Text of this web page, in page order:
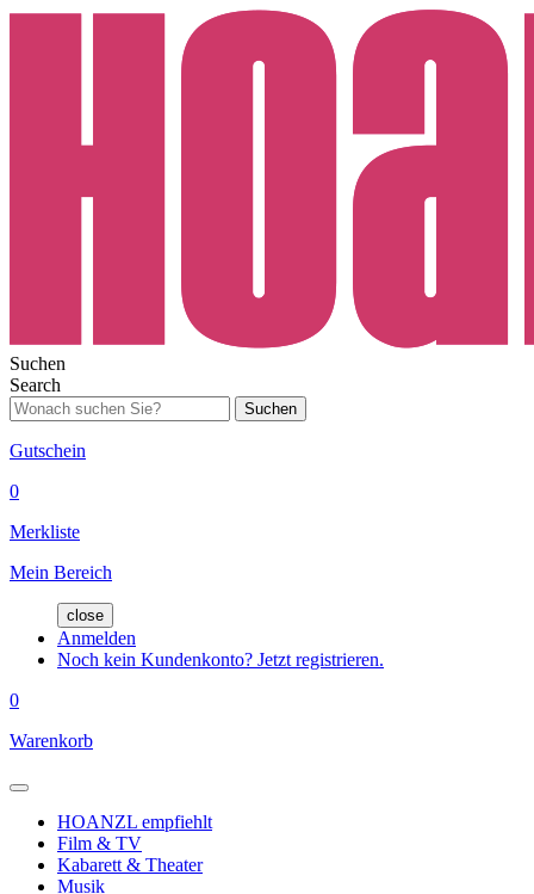
Suchen
Search
Suchen
Gutschein
0
Merkliste
Mein Bereich
close
Anmelden
Noch kein Kundenkonto? Jetzt registrieren.
0
Warenkorb
HOANZL empfiehlt
Film & TV
Kabarett & Theater
Musik